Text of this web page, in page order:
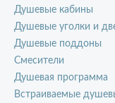
Душевые кабины
Душевые уголки и
Душевые поддоны
Смесители
Душевая программа
Встраиваемые